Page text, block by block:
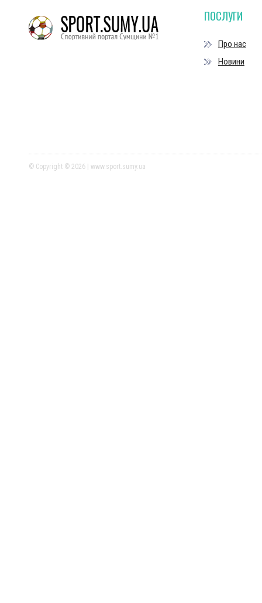
ПОСЛУГИ
Про нас
Новини
© Copyright © 2026 | www.sport.sumy.ua